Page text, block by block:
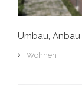
Wohnen